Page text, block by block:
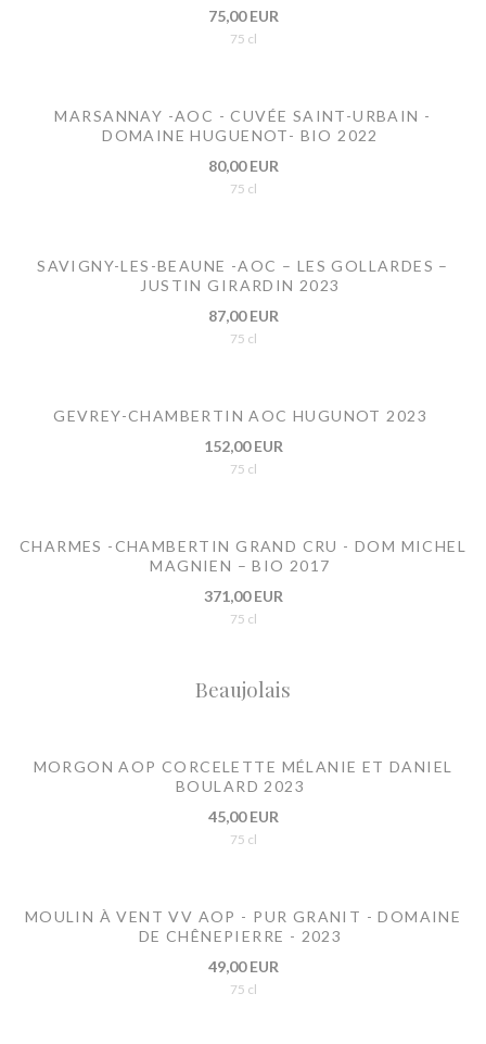
75,00 EUR
75 cl
MARSANNAY -AOC - CUVÉE SAINT-URBAIN -
DOMAINE HUGUENOT- BIO 2022
80,00 EUR
75 cl
SAVIGNY-LES-BEAUNE -AOC – LES GOLLARDES –
JUSTIN GIRARDIN 2023
87,00 EUR
75 cl
GEVREY-CHAMBERTIN AOC HUGUNOT 2023
152,00 EUR
75 cl
CHARMES -CHAMBERTIN GRAND CRU - DOM MICHEL
MAGNIEN – BIO 2017
371,00 EUR
75 cl
Beaujolais
MORGON AOP CORCELETTE MÉLANIE ET DANIEL
BOULARD 2023
45,00 EUR
75 cl
MOULIN À VENT VV AOP - PUR GRANIT - DOMAINE
DE CHÊNEPIERRE - 2023
49,00 EUR
75 cl